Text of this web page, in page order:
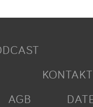
KONTAKT
AGB